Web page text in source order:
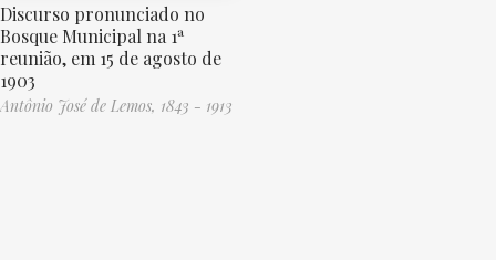
Discurso pronunciado no
Bosque Municipal na 1ª
reunião, em 15 de agosto de
1903
Antônio José de Lemos, 1843 - 1913